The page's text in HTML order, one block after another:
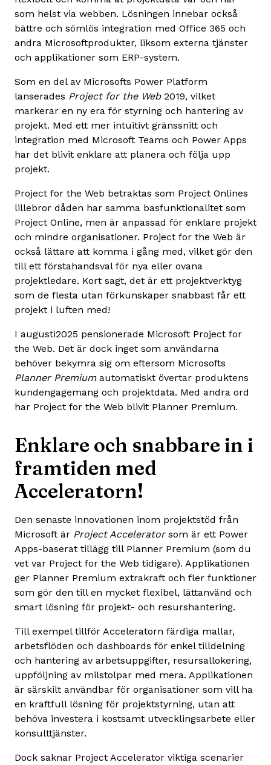
som helst via webben. Lösningen innebar också
bättre och sömlös integration med Office 365 och
andra Microsoftprodukter, liksom externa tjänster
och applikationer som ERP-system.
Som en del av Microsofts Power Platform
lanserades Project for the Web2019, vilket
markerar en ny era för styrning och hantering av
projekt. Med ett mer intuitivt gränssnitt och
integration med Microsoft Teams och Power Apps
har det blivit enklare att planera och följa upp
projekt.
Project for the Web betraktas som Project Onlines
lillebror dåden har samma basfunktionalitet som
Project Online, men är anpassad för enklare projekt
och mindre organisationer. Project for the Web är
också lättare att komma i gång med, vilket gör den
till ett förstahandsval för nya eller ovana
projektledare. Kort sagt, det är ett projektverktyg
som de flesta utan förkunskaper snabbast får ett
projekt i luften med!
I augusti2025 pensionerade Microsoft Project for
the Web. Det är dock inget som användarna
behöver bekymra sig om eftersom Microsofts
Planner Premium automatiskt övertar produktens
kundengagemang och projektdata. Med andra ord
har Project for the Web blivit Planner Premium.
Enklare och snabbare in i
framtiden med
Acceleratorn!
Den senaste innovationen inom projektstöd från
Microsoft är Project Acceleratorsom är ett Power
Apps-baserat tillägg till Planner Premium (som du
vet var Project for the Web tidigare). Applikationen
ger Planner Premium extrakraft och fler funktioner
som gör den till en mycket flexibel, lättanvänd och
smart lösning för projekt- och resurshantering.
Till exempel tillför Acceleratorn färdiga mallar,
arbetsflöden och dashboards för enkel tilldelning
och hantering av arbetsuppgifter, resursallokering,
uppföljning av milstolpar med mera. Applikationen
är särskilt användbar för organisationer som vill ha
en kraftfull lösning för projektstyrning, utan att
behöva investera i kostsamt utvecklingsarbete eller
konsulttjänster.
Dock saknar Project Accelerator viktiga scenarier